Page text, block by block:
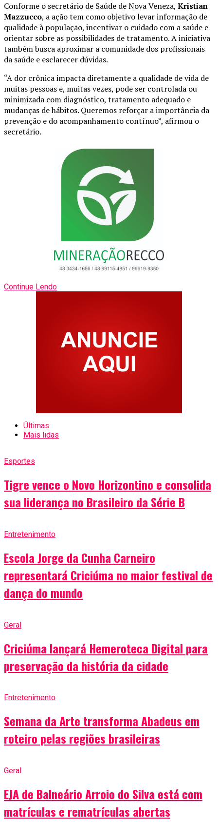
Conforme o secretário de Saúde de Nova Veneza, Kristian
Mazzucco, a ação tem como objetivo levar informação de
qualidade à população, incentivar o cuidado com a saúde e
orientar sobre as possibilidades de tratamento. A iniciativa
também busca aproximar a comunidade dos profissionais
da saúde e esclarecer dúvidas.
“A dor crônica impacta diretamente a qualidade de vida de
muitas pessoas e, muitas vezes, pode ser controlada ou
minimizada com diagnóstico, tratamento adequado e
mudanças de hábitos. Queremos reforçar a importância da
prevenção e do acompanhamento contínuo”, afirmou o
secretário.
Continue Lendo
Últimas
Mais lidas
Esportes
Tigre vence o Novo Horizontino e consolida
sua liderança no Brasileiro da Série B
Entretenimento
Escola Jorge da Cunha Carneiro
representará Criciúma no maior festival de
dança do mundo
Geral
Criciúma lançará Hemeroteca Digital para
preservação da história da cidade
Entretenimento
Semana da Arte transforma Abadeus em
roteiro pelas regiões brasileiras
Geral
EJA de Balneário Arroio do Silva está com
matrículas e rematrículas abertas